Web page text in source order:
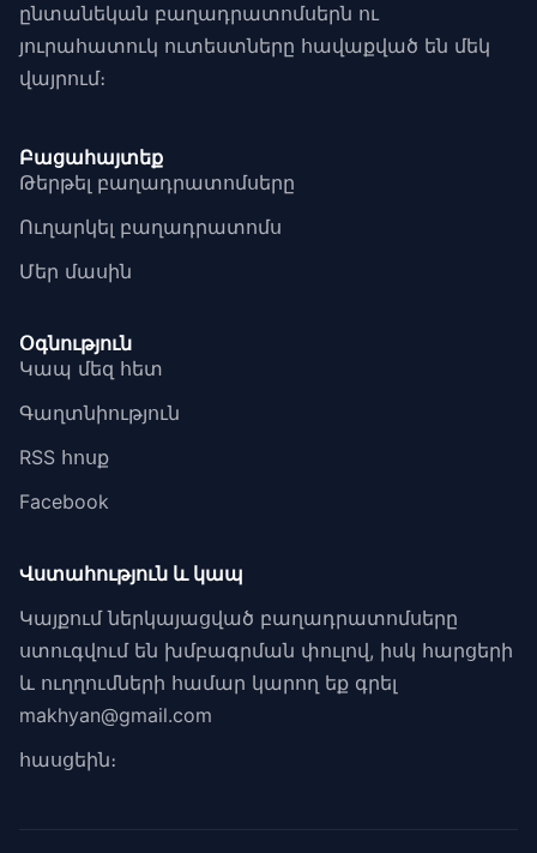
ընտանեկան բաղադրատոմսերն ու
յուրահատուկ ուտեստները հավաքված են մեկ
վայրում։
Բացահայտեք
Թերթել բաղադրատոմսերը
Ուղարկել բաղադրատոմս
Մեր մասին
Օգնություն
Կապ մեզ հետ
Գաղտնիություն
RSS հոսք
Facebook
Վստահություն և կապ
Կայքում ներկայացված բաղադրատոմսերը
ստուգվում են խմբագրման փուլով, իսկ հարցերի
և ուղղումների համար կարող եք գրել
makhyan@gmail.com
հասցեին։